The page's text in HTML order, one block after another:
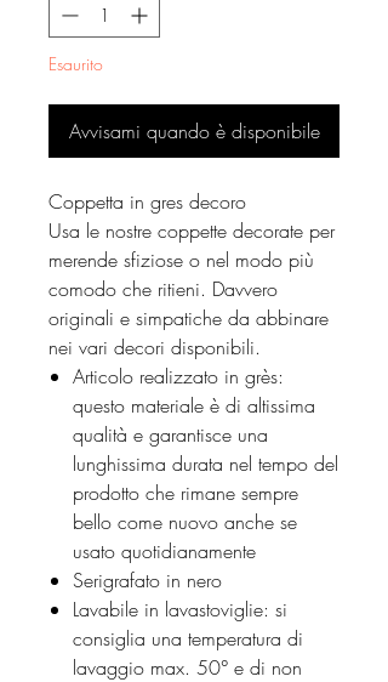
Esaurito
Avvisami quando è disponibile
Coppetta in gres decoro
Usa le nostre coppette decorate per
merende sfiziose o nel modo più
comodo che ritieni. Davvero
originali e simpatiche da abbinare
nei vari decori disponibili.
Articolo realizzato in grès:
questo materiale è di altissima
qualità e garantisce una
lunghissima durata nel tempo del
prodotto che rimane sempre
bello come nuovo anche se
usato quotidianamente
Serigrafato in nero
Lavabile in lavastoviglie: si
consiglia una temperatura di
lavaggio max. 50° e di non